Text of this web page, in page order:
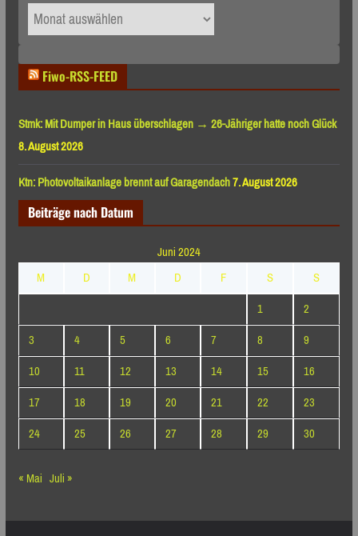
Archiv
nach
Fiwo-RSS-FEED
Stmk: Mit Dumper in Haus überschlagen → 26-Jähriger hatte noch Glück
8. August 2026
Ktn: Photovoltaikanlage brennt auf Garagendach7. August 2026
Beiträge nach Datum
Juni 2024
M
D M D F S
S
1
2
3
4 5 6 7 8
9
10
11 12 13 14 15
16
17
18 19 20 21 22
23
24
25 26 27 28 29
30
« Mai Juli »